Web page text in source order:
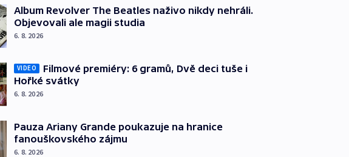
Album Revolver The Beatles naživo nikdy nehráli.
Objevovali ale magii studia
6. 8. 2026
VIDEO
Filmové premiéry: 6 gramů, Dvě deci tuše i
Hořké svátky
6. 8. 2026
Pauza Ariany Grande poukazuje na hranice
fanouškovského zájmu
6. 8. 2026